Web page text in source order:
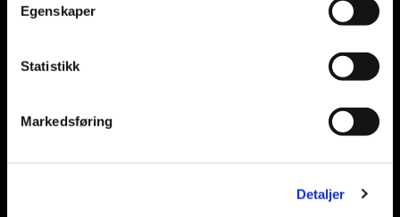
Egenskaper
Statistikk
Markedsføring
Detaljer
Facebook Instagram Twitter / X